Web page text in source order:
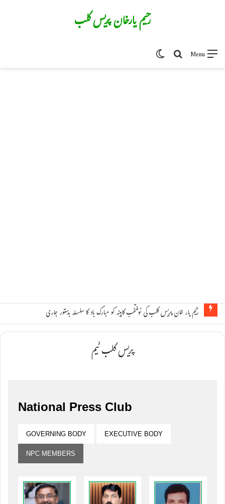
رحیم یارخان پریس کلب
Menu
Search for
رحیم یار خان پریس کلب کی نومنتخب کابینہ کو مبارک باد کا سلسلہ بدستور جاری
پریس کلب ٹیم